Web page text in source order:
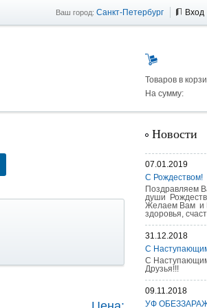
Ваш город: Санкт-Петербург Вход
Товаров в
На сумму:
Новости
07.01.2019
С Рождеством!
Поздравляем
души
Желаем Вам и
здоровья,
31.12.2018
С
С
Друзья!!!
09.11.2018
УФ